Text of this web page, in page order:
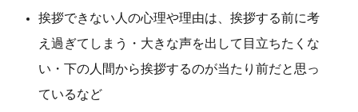
挨拶できない人の心理や理由は、挨拶する前に考
え過ぎてしまう・大きな声を出して目立ちたくな
い・下の人間から挨拶するのが当たり前だと思っ
ているなど